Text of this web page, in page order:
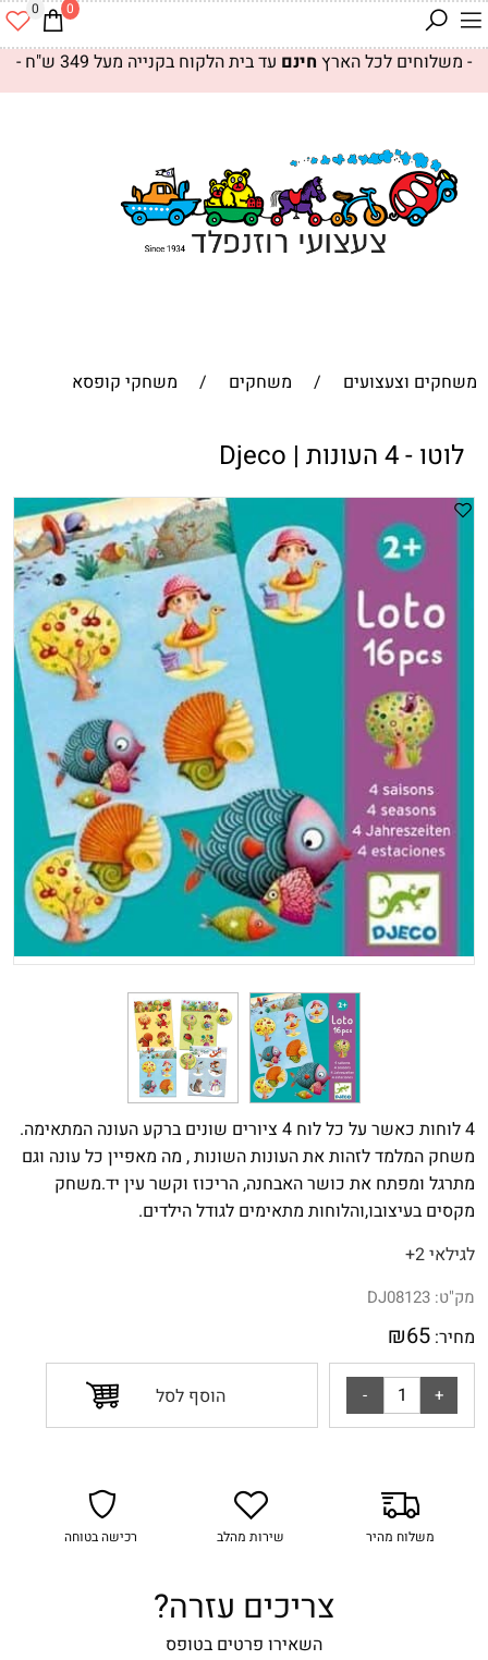
- משלוחים לכל הארץ חינם עד בית הלקוח בקנייה מעל 349 ש"ח -
0 0
משחקים וצעצועים / משחקים / משחקי קופסא
לוטו - 4 העונות | Djeco
4 לוחות כאשר על כל לוח 4 ציורים שונים ברקע העונה המתאימה.
משחק המלמד לזהות את העונות השונות , מה מאפיין כל עונה וגם
מתרגל ומפתח את כושר האבחנה, הריכוז וקשר עין יד.משחק
מקסים בעיצובו,והלוחות מתאימים לגודל הילדים.
לגילאי 2+
מק"ט: DJ08123
מחיר: ₪65
הוסף לסל
משלוח מהיר שירות מהלב רכישה בטוחה
צריכים עזרה?
השאירו פרטים בטופס